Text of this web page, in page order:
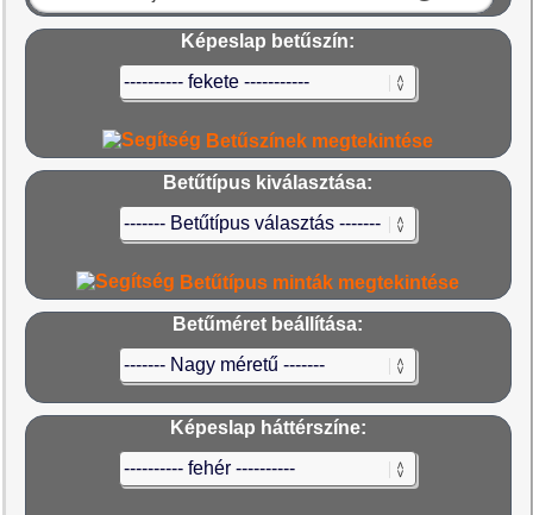
Képeslap betűszín:
Betűszínek megtekintése
Betűtípus kiválasztása:
Betűtípus minták megtekintése
Betűméret beállítása:
Képeslap háttérszíne: